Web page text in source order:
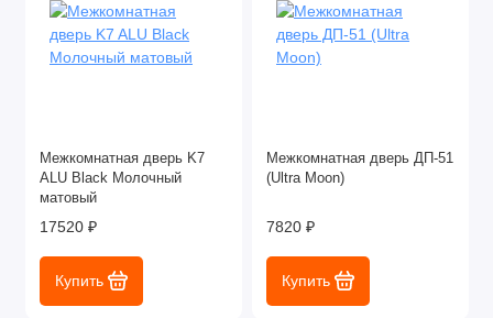
Межкомнатная дверь K7
ALU Black Молочный
матовый
17520 ₽
Купить
Межкомнатная дверь ДП-51
(Ultra Moon)
7820 ₽
Купить